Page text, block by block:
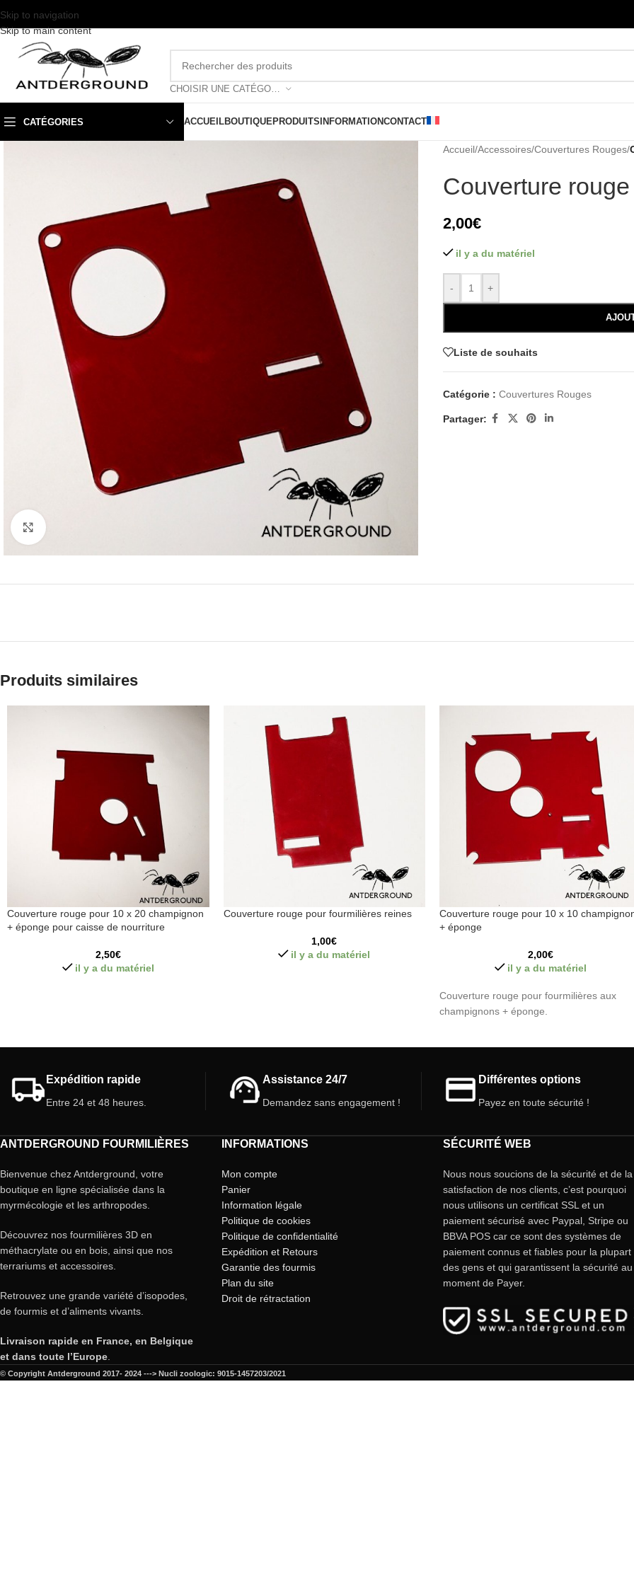
Skip to navigation
Skip to main content
CATÉGORIES ACCUEILBOUTIQUEPRODUITS INFORMATIONCONTACT
Accueil/Accessoires/Couvertures Rouges/
Couverture
2,00€
il y a du matériel
- +
Liste de souhaits
Catégorie : Couvertures Rouges
Partager:
Produits similaires
Couverture rouge pour 10 x 20 champignon
+ éponge pour caisse de nourriture
2,50€
il y a du matériel
Couverture rouge pour fourmilières reines
1,00€
il y a du matériel
Couverture rouge pour 10 x 10
+ éponge
2,00€
il y a du matériel
Couverture rouge pour fourmilières aux
champignons + éponge.
Expédition rapide
Entre 24 et 48 heures.
Assistance 24/7
Demandez sans engagement !
Différentes options
Payez en toute sécurité !
ANTDERGROUND FOURMILIÈRES
Bienvenue chez Antderground, votre
boutique en ligne spécialisée dans la
myrmécologie et les arthropodes.
Découvrez nos fourmilières 3D en
méthacrylate ou en bois, ainsi que nos
terrariums et accessoires.
Retrouvez une grande variété d’isopodes,
de fourmis et d’aliments vivants.
Livraison rapide en France, en Belgique
et dans toute l’Europe.
INFORMATIONS
Mon compte
Panier
Information légale
Politique de cookies
Politique de confidentialité
Expédition et Retours
Garantie des fourmis
Plan du site
Droit de rétractation
SÉCURITÉ WEB
Nous nous soucions de la sécurité et de la
satisfaction de nos clients, c’est pourquoi
nous utilisons un certificat SSL et un
paiement sécurisé avec Paypal, Stripe ou
BBVA POS car ce sont des systèmes de
paiement connus et fiables pour la plupart
des gens et qui garantissent la sécurité au
moment de Payer.
© Copyright Antderground 2017- 2024 ---> Nucli zoologic: 9015-1457203/2021